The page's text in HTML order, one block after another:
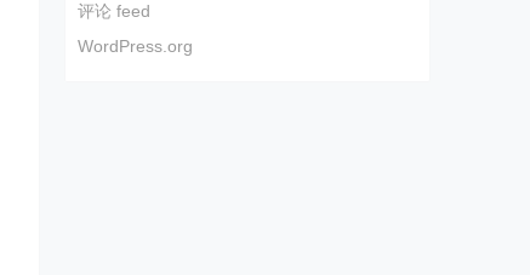
评论 feed
WordPress.org